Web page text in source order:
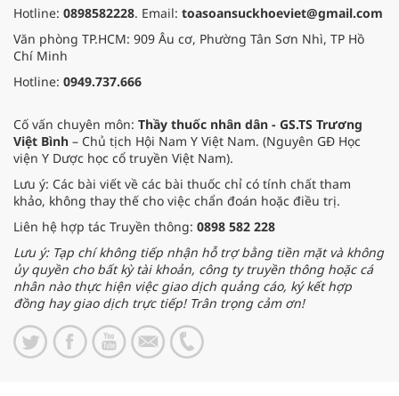
Hotline: 0898582228. Email: toasoansuckhoeviet@gmail.com
Văn phòng TP.HCM: 909 Âu cơ, Phường Tân Sơn Nhì, TP Hồ
Chí Minh
Hotline: 0949.737.666
Cố vấn chuyên môn: Thầy thuốc nhân dân - GS.TS Trương
Việt Bình – Chủ tịch Hội Nam Y Việt Nam. (Nguyên GĐ Học
viện Y Dược học cổ truyền Việt Nam).
Lưu ý: Các bài viết về các bài thuốc chỉ có tính chất tham
khảo, không thay thế cho việc chẩn đoán hoặc điều trị.
Liên hệ hợp tác Truyền thông: 0898 582 228
Lưu ý: Tạp chí không tiếp nhận hỗ trợ bằng tiền mặt và không
ủy quyền cho bất kỳ tài khoản, công ty truyền thông hoặc cá
nhân nào thực hiện việc giao dịch quảng cáo, ký kết hợp
đồng hay giao dịch trực tiếp! Trân trọng cảm ơn!